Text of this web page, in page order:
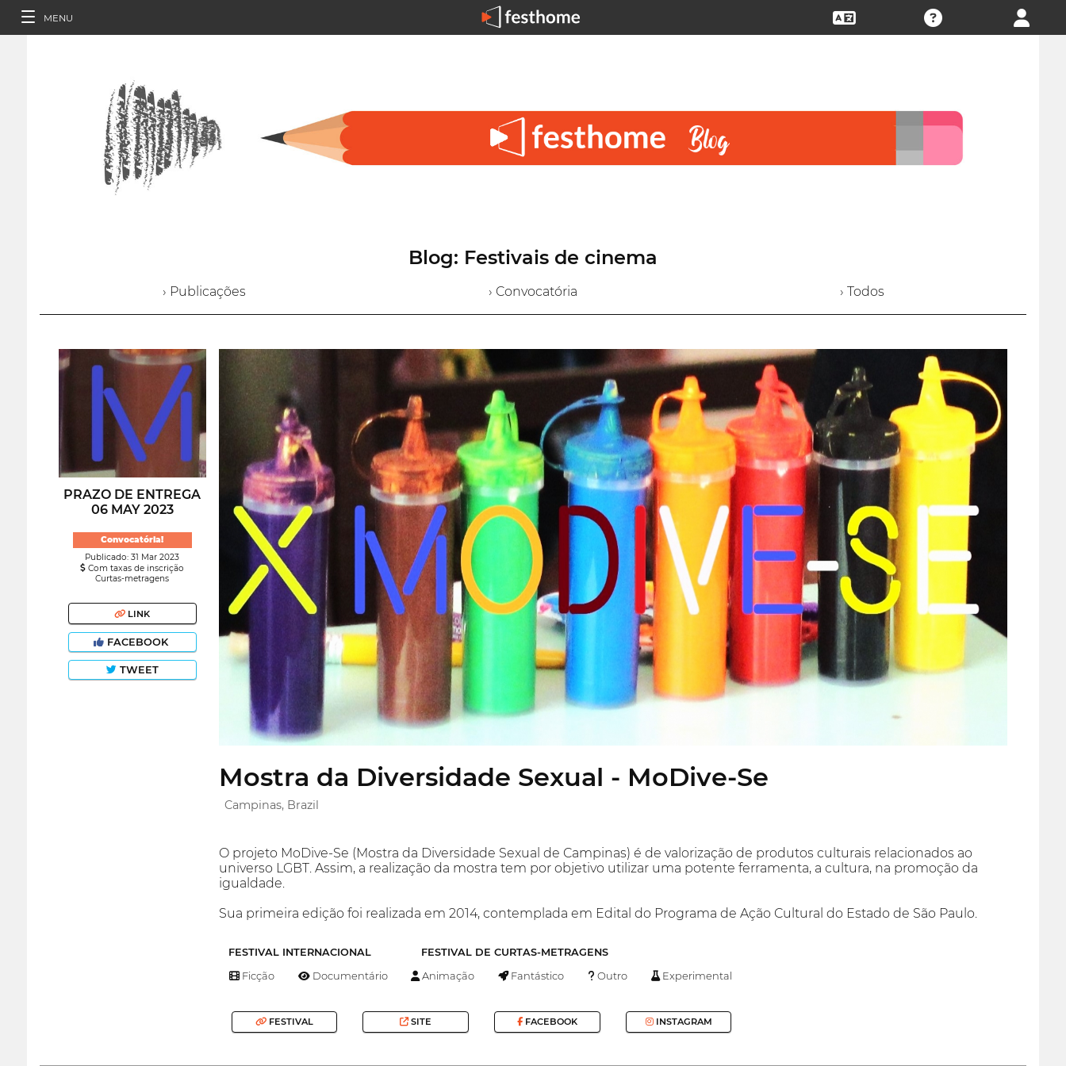
MENU
Blog: Festivais de cinema
› Publicações › Convocatória › Todos
PRAZO DE ENTREGA
06 MAY 2023
Convocatória!
Publicado: 31 Mar 2023
Com taxas de inscrição
Curtas-metragens
LINK
FACEBOOK
TWEET
Mostra da Diversidade Sexual - MoDive-Se
Campinas, Brazil
O projeto MoDive-Se (Mostra da Diversidade Sexual de Campinas) é de valorização de produtos culturais relacionados ao
universo LGBT. Assim, a realização da mostra tem por objetivo utilizar uma potente ferramenta, a cultura, na promoção da
igualdade.
Sua primeira edição foi realizada em 2014, contemplada em Edital do Programa de Ação Cultural do Estado de São Paulo.
FESTIVAL INTERNACIONAL FESTIVAL DE CURTAS-METRAGENS
Ficção Documentário Animação Fantástico Outro Experimental
FESTIVAL SITE FACEBOOK INSTAGRAM